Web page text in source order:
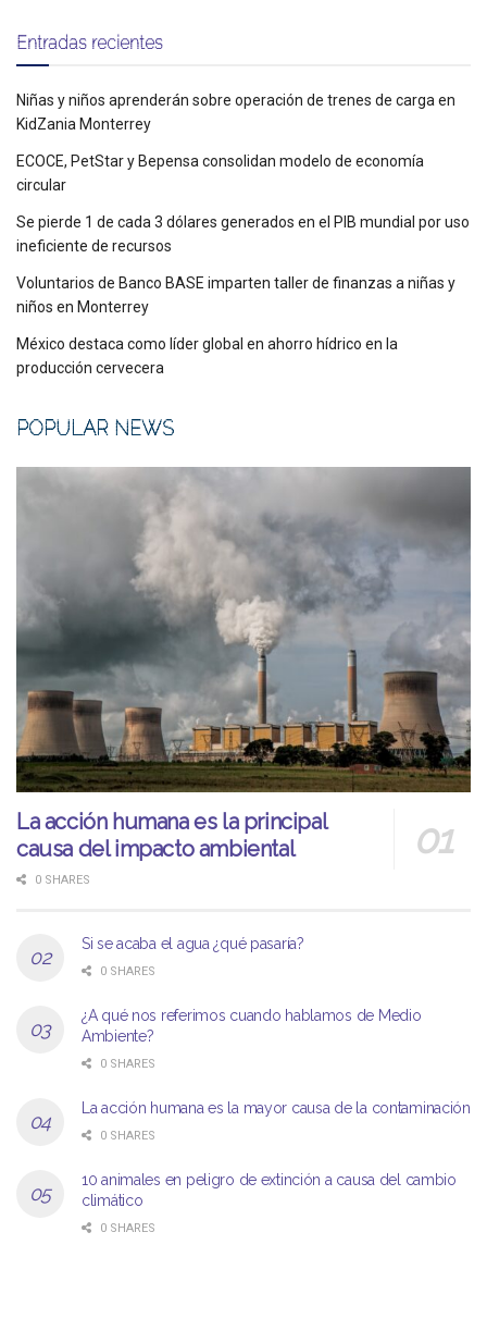
Entradas recientes
Niñas y niños aprenderán sobre operación de trenes de carga en
KidZania Monterrey
ECOCE, PetStar y Bepensa consolidan modelo de economía
circular
Se pierde 1 de cada 3 dólares generados en el PIB mundial por uso
ineficiente de recursos
Voluntarios de Banco BASE imparten taller de finanzas a niñas y
niños en Monterrey
México destaca como líder global en ahorro hídrico en la
producción cervecera
POPULAR NEWS
La acción humana es la principal
causa del impacto ambiental
0 SHARES
Si se acaba el agua ¿qué pasaría?
0 SHARES
¿A qué nos referimos cuando hablamos de Medio
Ambiente?
0 SHARES
La acción humana es la mayor causa de la contaminación
0 SHARES
10 animales en peligro de extinción a causa del cambio
climático
0 SHARES